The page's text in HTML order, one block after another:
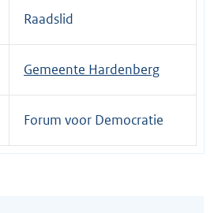
Raadslid
Gemeente Hardenberg
Forum voor Democratie